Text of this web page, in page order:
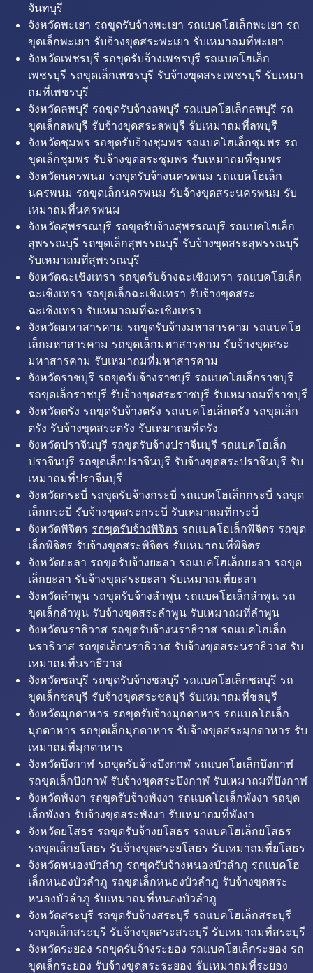
จันทบุรี
จังหวัดพะเยา รถขุดรับจ้างพะเยา รถแบคโฮเล็กพะเยา รถ
ขุดเล็กพะเยา รับจ้างขุดสระพะเยา รับเหมาถมที่พะเยา
จังหวัดเพชรบุรี รถขุดรับจ้างเพชรบุรี รถแบคโฮเล็ก
เพชรบุรี รถขุดเล็กเพชรบุรี รับจ้างขุดสระเพชรบุรี รับเหมา
ถมที่เพชรบุรี
จังหวัดลพบุรี รถขุดรับจ้างลพบุรี รถแบคโฮเล็กลพบุรี รถ
ขุดเล็กลพบุรี รับจ้างขุดสระลพบุรี รับเหมาถมที่ลพบุรี
จังหวัดชุมพร รถขุดรับจ้างชุมพร รถแบคโฮเล็กชุมพร รถ
ขุดเล็กชุมพร รับจ้างขุดสระชุมพร รับเหมาถมที่ชุมพร
จังหวัดนครพนม รถขุดรับจ้างนครพนม รถแบคโฮเล็ก
นครพนม รถขุดเล็กนครพนม รับจ้างขุดสระนครพนม รับ
เหมาถมที่นครพนม
จังหวัดสุพรรณบุรี รถขุดรับจ้างสุพรรณบุรี รถแบคโฮเล็ก
สุพรรณบุรี รถขุดเล็กสุพรรณบุรี รับจ้างขุดสระสุพรรณบุรี
รับเหมาถมที่สุพรรณบุรี
จังหวัดฉะเชิงเทรา รถขุดรับจ้างฉะเชิงเทรา รถแบคโฮเล็ก
ฉะเชิงเทรา รถขุดเล็กฉะเชิงเทรา รับจ้างขุดสระ
ฉะเชิงเทรา รับเหมาถมที่ฉะเชิงเทรา
จังหวัดมหาสารคาม รถขุดรับจ้างมหาสารคาม รถแบคโฮ
เล็กมหาสารคาม รถขุดเล็กมหาสารคาม รับจ้างขุดสระ
มหาสารคาม รับเหมาถมที่มหาสารคาม
จังหวัดราชบุรี รถขุดรับจ้างราชบุรี รถแบคโฮเล็กราชบุรี
รถขุดเล็กราชบุรี รับจ้างขุดสระราชบุรี รับเหมาถมที่ราชบุรี
จังหวัดตรัง รถขุดรับจ้างตรัง รถแบคโฮเล็กตรัง รถขุดเล็ก
ตรัง รับจ้างขุดสระตรัง รับเหมาถมที่ตรัง
จังหวัดปราจีนบุรี รถขุดรับจ้างปราจีนบุรี รถแบคโฮเล็ก
ปราจีนบุรี รถขุดเล็กปราจีนบุรี รับจ้างขุดสระปราจีนบุรี รับ
เหมาถมที่ปราจีนบุรี
จังหวัดกระบี่ รถขุดรับจ้างกระบี่ รถแบคโฮเล็กกระบี่ รถขุด
เล็กกระบี่ รับจ้างขุดสระกระบี่ รับเหมาถมที่กระบี่
จังหวัดพิจิตร รถขุดรับจ้างพิจิตร รถแบคโฮเล็กพิจิตร รถขุด
เล็กพิจิตร รับจ้างขุดสระพิจิตร รับเหมาถมที่พิจิตร
จังหวัดยะลา รถขุดรับจ้างยะลา รถแบคโฮเล็กยะลา รถขุด
เล็กยะลา รับจ้างขุดสระยะลา รับเหมาถมที่ยะลา
จังหวัดลำพูน รถขุดรับจ้างลำพูน รถแบคโฮเล็กลำพูน รถ
ขุดเล็กลำพูน รับจ้างขุดสระลำพูน รับเหมาถมที่ลำพูน
จังหวัดนราธิวาส รถขุดรับจ้างนราธิวาส รถแบคโฮเล็ก
นราธิวาส รถขุดเล็กนราธิวาส รับจ้างขุดสระนราธิวาส รับ
เหมาถมที่นราธิวาส
จังหวัดชลบุรี รถขุดรับจ้างชลบุรี รถแบคโฮเล็กชลบุรี รถ
ขุดเล็กชลบุรี รับจ้างขุดสระชลบุรี รับเหมาถมที่ชลบุรี
จังหวัดมุกดาหาร รถขุดรับจ้างมุกดาหาร รถแบคโฮเล็ก
มุกดาหาร รถขุดเล็กมุกดาหาร รับจ้างขุดสระมุกดาหาร รับ
เหมาถมที่มุกดาหาร
จังหวัดบึงกาฬ รถขุดรับจ้างบึงกาฬ รถแบคโฮเล็กบึงกาฬ
รถขุดเล็กบึงกาฬ รับจ้างขุดสระบึงกาฬ รับเหมาถมที่บึงกาฬ
จังหวัดพังงา รถขุดรับจ้างพังงา รถแบคโฮเล็กพังงา รถขุด
เล็กพังงา รับจ้างขุดสระพังงา รับเหมาถมที่พังงา
จังหวัดยโสธร รถขุดรับจ้างยโสธร รถแบคโฮเล็กยโสธร
รถขุดเล็กยโสธร รับจ้างขุดสระยโสธร รับเหมาถมที่ยโสธร
จังหวัดหนองบัวลำภู รถขุดรับจ้างหนองบัวลำภู รถแบคโฮ
เล็กหนองบัวลำภู รถขุดเล็กหนองบัวลำภู รับจ้างขุดสระ
หนองบัวลำภู รับเหมาถมที่หนองบัวลำภู
จังหวัดสระบุรี รถขุดรับจ้างสระบุรี รถแบคโฮเล็กสระบุรี
รถขุดเล็กสระบุรี รับจ้างขุดสระสระบุรี รับเหมาถมที่สระบุรี
จังหวัดระยอง รถขุดรับจ้างระยอง รถแบคโฮเล็กระยอง รถ
ขุดเล็กระยอง รับจ้างขุดสระระยอง รับเหมาถมที่ระยอง